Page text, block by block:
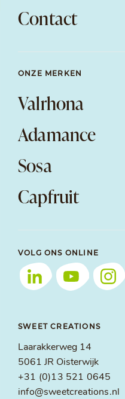
Contact
ONZE MERKEN
Valrhona
Adamance
Sosa
Capfruit
VOLG ONS ONLINE
SWEET CREATIONS
Laarakkerweg 14
5061 JR Oisterwijk
+31 (0)13 521 0645
info@sweetcreations.nl